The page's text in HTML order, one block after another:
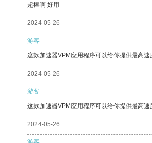
超棒啊 好用
2024-05-26
游客
这款加速器VPM应用程序可以给你提供最高
2024-05-26
游客
这款加速器VPM应用程序可以给你提供最高速
2024-05-26